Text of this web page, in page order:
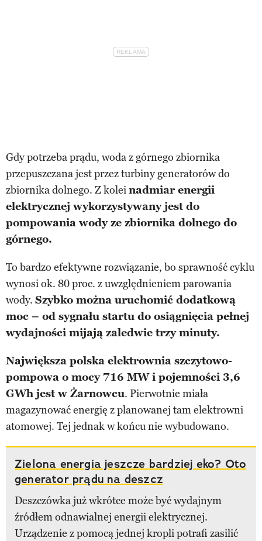
Gdy potrzeba prądu, woda z górnego zbiornika
przepuszczana jest przez turbiny generatorów do
zbiornika dolnego. Z koleinadmiar energii
elektrycznej wykorzystywany jest do
pompowania wody ze zbiornika dolnego do
górnego.
To bardzo efektywne rozwiązanie, bo sprawność cyklu
wynosi ok. 80 proc. z uwzględnieniem parowania
wody. Szybko można uruchomić dodatkową
moc – od sygnału startu do osiągnięcia pełnej
wydajności mijają zaledwie trzy minuty.
Największa polska elektrownia szczytowo-
pompowa o mocy 716 MW i pojemności 3,6
GWh jest w Żarnowcu. Pierwotnie miała
magazynować energię z planowanej tam elektrowni
atomowej. Tej jednak w końcu nie wybudowano.
Zielona energia jeszcze bardziej eko? Oto
generator prądu na deszcz
Deszczówka już wkrótce może być wydajnym
źródłem odnawialnej energii elektrycznej.
Urządzenie z pomocą jednej kropli potrafi zasilić